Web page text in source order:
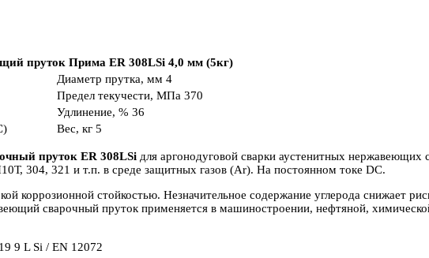
пруток Прима ER 308LSi 4,0 мм (5кг)
Диаметр прутка, мм 4
Предел текучести, МПа 370
Удлинение, % 36
Вес, кг 5
пруток ER 308LSi для аргонодуговой сварки аустенитных
304, 321 и т.п. в среде защитных газов (Ar). На постоянном токе DC.
коррозионной стойкостью. Незначительное содержание углерода снижает
сварочный пруток применяется в машиностроении, нефтяной,
9 L Si / EN 12072